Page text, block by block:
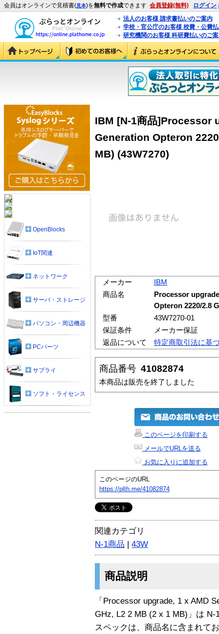
会員はオンラインで見積書(見本)を無料で作成できます 会員登録(無料) ログイン
法人のお客様 請求書払いのご案内
学校・官公庁のお客様 校費・公費
研究機関のお客様 科研費払いのご
IBM [N-1商品]Processor
Generation Opteron
MB) (43W7270)
メーカー
IBM
商品名
Processor
Opteron 2220/2.8
型番
43W7270-01
保証条件
メーカー保証
返品について
特定商取引法に基
商品番号 41082874
本商品は販売を終了しました
このページを印刷する
メールでURLを送る
お気に入りに追加する
このページのURL
https://plth.me/41082874
関連カテゴリ
N-1商品 | 43W
商品説明
「Processor upgrade, 1 x AMD
GHz, L2 2 MB (2 x 1 MB)」は N-
スペックは、商品名に含まれて
OpenBlocks
IoT関連
ネットワーク
サーバ・ストレージ
パソコン・周辺機器
PCパーツ
サプライ
ソフト・ライセンス